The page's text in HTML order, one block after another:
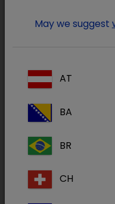
de produtos
May we suggest
AT
BA
BR
CH